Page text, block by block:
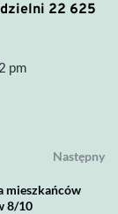
22 625
pm
Następny
mieszkańców
8/10